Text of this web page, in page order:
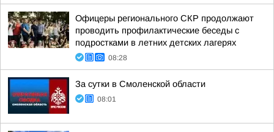
Офицеры регионального СКР продолжают
проводить профилактические беседы с
подростками в летних детских лагерях
08:28
За сутки в Смоленской области
08:01